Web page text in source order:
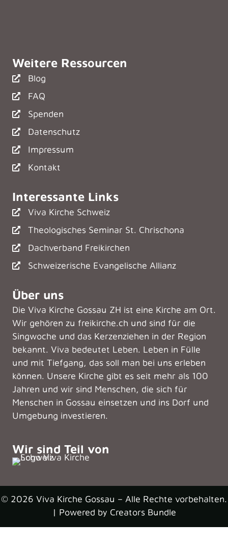
Weitere Ressourcen
Blog
FAQ
Spenden
Datenschutz
Impressum
Kontakt
Interessante Links
Viva Kirche Schweiz
Theologisches Seminar St. Chrischona
Dachverband Freikirchen
Schweizerische Evangelische Allianz
Über uns
Die Viva Kirche Gossau ZH ist eine Kirche am Ort.
Wir gehören zu freikirche.ch und sind für die
Singwoche und das Kerzenziehen in der Region
bekannt. Viva bedeutet Leben. Leben in Fülle
und mit Tiefgang, das soll man bei uns erleben
können. Unsere Kirche gibt es seit mehr als 100
Jahren und wir sind Menschen, die sich für
Menschen in Gossau einsetzen und ins Dorf und
Umgebung investieren.
Wir sind Teil von
© 2026 Viva Kirche Gossau – Alle Rechte vorbehalten.
| Powered by Creators Bundle